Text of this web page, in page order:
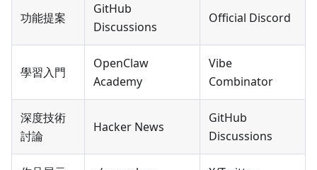
功能提案
GitHub
Discussions
Official Discord
學習入門
OpenClaw
Academy
Vibe
Combinator
深度技術
討論
Hacker News
GitHub
Discussions